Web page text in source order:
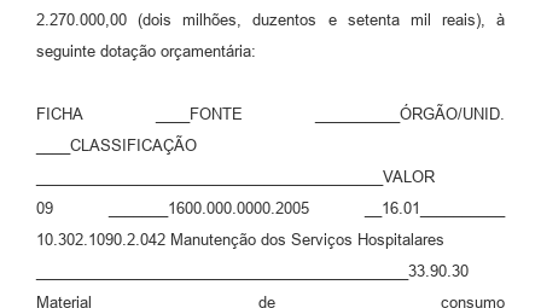
2.270.000,00 (dois milhões, duzentos e setenta mil reais), à
seguinte dotação orçamentária:
FICHA ____FONTE __________ÓRGÃO/UNID.
____CLASSIFICAÇÃO
_________________________________________VALOR
09 _______1600.000.0000.2005 __16.01__________
10.302.1090.2.042 Manutenção dos Serviços Hospitalares
____________________________________________33.90.30
Material de consumo